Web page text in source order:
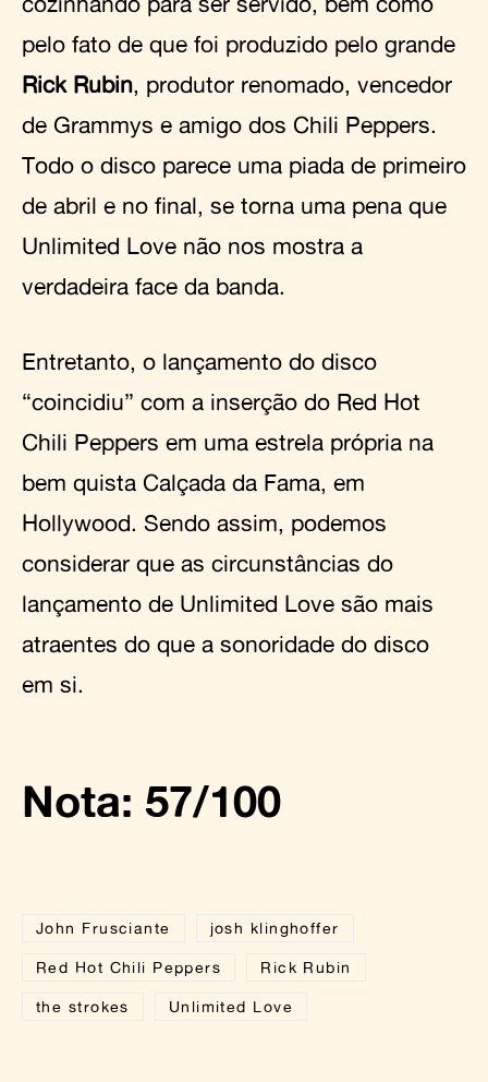
pelo fato de que foi produzido pelo grande
Rick Rubin, produtor renomado, vencedor
de Grammys e amigo dos Chili Peppers.
Todo o disco parece uma piada de primeiro
de abril e no final, se torna uma pena que
Unlimited Love não nos mostra a
verdadeira face da banda.
Entretanto, o lançamento do disco
“coincidiu” com a inserção do Red Hot
Chili Peppers em uma estrela própria na
bem quista Calçada da Fama, em
Hollywood. Sendo assim, podemos
considerar que as circunstâncias do
lançamento de Unlimited Love são mais
atraentes do que a sonoridade do disco
em si.
Nota: 57/100
John Frusciante josh klinghoffer
Red Hot Chili Peppers Rick Rubin
the strokes Unlimited Love